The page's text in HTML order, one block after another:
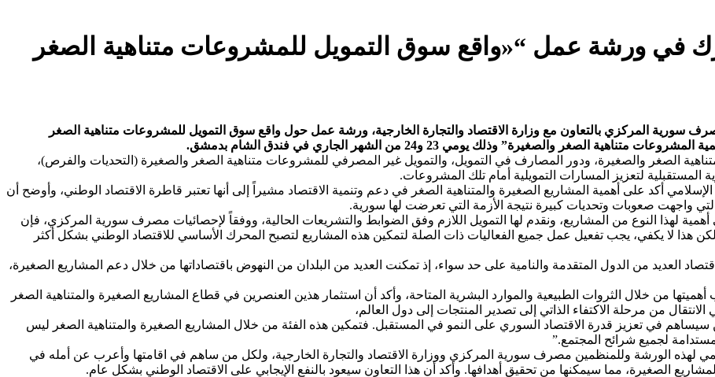
في ورشة عمل “«واقع سوق التمويل للمشروعات متناهية الصغر
سورية المركزي بالتعاون مع وزارة الاقتصاد والتجارة الخارجية، ورشة عمل حول واقع سوق التمويل للمشروعات متناهية الصغر
والصغيرة” وذلك يومي 23 و24 من الشهر الجاري في فندق الشام بدمشق.
الصغر والصغيرة، ودور المصارف في التمويل، والتمويل غير المصرفي للمشروعات متناهية الصغر والصغيرة (التحديات والفرص)،
لتعزيز المسارات التمويلية أمام تلك المشروعات.
أكد على أهمية المشاريع الصغيرة والمتناهية الصغر في دعم وتنمية الاقتصاد مشيراً إلى أنها تعتبر قاطرة الاقتصاد الوطني، وأوضح أن
واجهت صعوبات وتحديات كبيرة نتيجة الأزمة التي تعرضت لها سورية.
لهذا النوع من المشاريع، ونقدم لها التمويل اللازم وفق الضوابط والتشريعات الحالية، ووفقاً لإحصائيات مصرف سورية المركزي، فإن
هذا لا يكفي، يجب تفعيل عمل جميع الفعاليات ذات الصلة لتمكين هذه المشاريع لتصبح المحرك الأساسي للاقتصاد الوطني بشكل أكثر
العديد من الدول المتقدمة والنامية على حد سواء، إذ تمكنت العديد من البلدان من النهوض باقتصاداتها من خلال دعم المشاريع الصغيرة،
من خلال الثروات الطبيعية والموارد البشرية المتاحة، وأكد أن استثمار هذين العنصرين في قطاع المشاريع الصغيرة والمتناهية الصغر
من مرحلة الاكتفاء الذاتي إلى تصدير المنتجات إلى دول العالم،
في تعزيز قدرة الاقتصاد السوري على النمو في المستقبل. فتمكين هذه الفئة من خلال المشاريع الصغيرة والمتناهية الصغر ليس
لجميع شرائح المجتمع.”
لهذه الورشة وللمنظمين مصرف سورية المركزي ووزارة الاقتصاد والتجارة الخارجية، ولكل من ساهم في اقامتها وأعرب عن أمله في
الصغيرة، مما سيمكنها من تحقيق أهدافها. وأكد أن هذا التعاون سيعود بالنفع الإيجابي على الاقتصاد الوطني بشكل عام.